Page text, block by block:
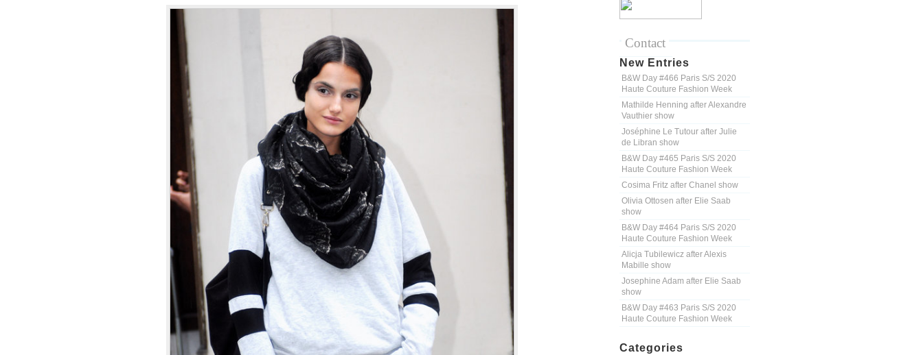
Contact
New Entries
B&W Day #466 Paris S/S 2020
Haute Couture Fashion Week
Mathilde Henning after Alexandre
Vauthier show
Joséphine Le Tutour after Julie
de Libran show
B&W Day #465 Paris S/S 2020
Haute Couture Fashion Week
Cosima Fritz after Chanel show
Olivia Ottosen after Elie Saab
show
B&W Day #464 Paris S/S 2020
Haute Couture Fashion Week
Alicja Tubilewicz after Alexis
Mabille show
Josephine Adam after Elie Saab
show
B&W Day #463 Paris S/S 2020
Haute Couture Fashion Week
Categories